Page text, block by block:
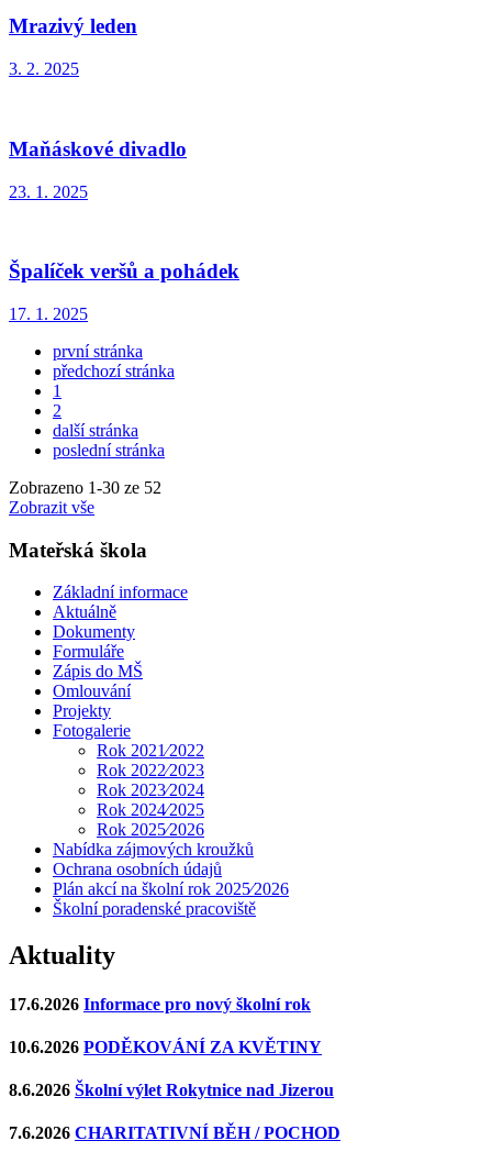
Mrazivý leden
3. 2. 2025
Maňáskové divadlo
23. 1. 2025
Špalíček veršů a pohádek
17. 1. 2025
první stránka
předchozí stránka
1
2
další stránka
poslední stránka
Zobrazeno 1-30 ze 52
Zobrazit vše
Mateřská škola
Základní informace
Aktuálně
Dokumenty
Formuláře
Zápis do MŠ
Omlouvání
Projekty
Fotogalerie
Rok 2021⁄2022
Rok 2022⁄2023
Rok 2023⁄2024
Rok 2024⁄2025
Rok 2025⁄2026
Nabídka zájmových kroužků
Ochrana osobních údajů
Plán akcí na školní rok 2025⁄2026
Školní poradenské pracoviště
Aktuality
17.6.2026 Informace pro nový školní rok
10.6.2026 PODĚKOVÁNÍ ZA KVĚTINY
8.6.2026 Školní výlet Rokytnice nad Jizerou
7.6.2026 CHARITATIVNÍ BĚH / POCHOD